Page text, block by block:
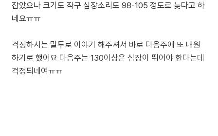
잡았으나 크기도 작구 심장소리도 98-105 정도로 늦다고 하
네요ㅠㅠ
걱정하시는 말투로 이야기 해주셔서 바로 다음주에 또 내원
하기로 했어요 다음주는 130이상은 심장이 뛰어야 한다는데